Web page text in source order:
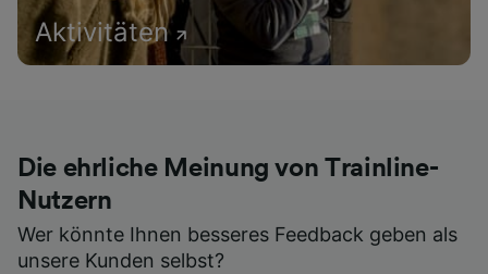
Aktivitäten
Die ehrliche Meinung von Trainline-
Nutzern
Wer könnte Ihnen besseres Feedback geben als
unsere Kunden selbst?